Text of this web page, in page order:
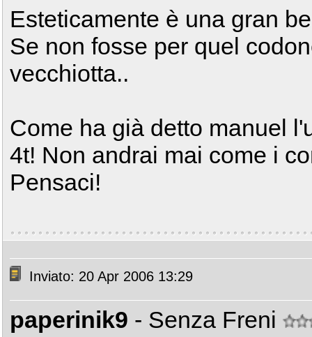
Esteticamente è una gran
Se non fosse per quel
vecchiotta..
Come ha già detto manuel
4t! Non andrai mai come i
Pensaci!
Inviato: 20 Apr 2006 13:29
paperinik9 - Senza Freni